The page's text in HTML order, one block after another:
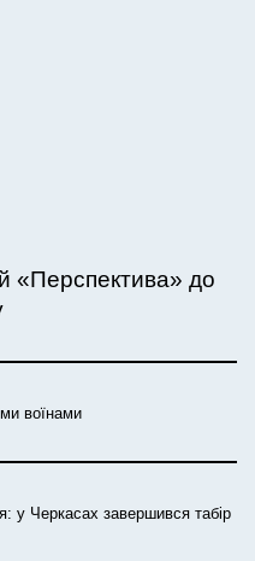
«Перспектива» до
воїнами
у Черкасах завершився табір